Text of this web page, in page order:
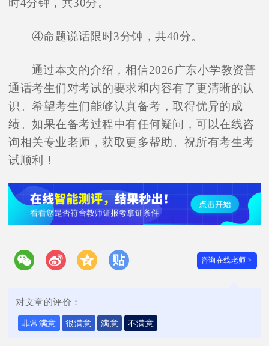
时4分钟，共30分。
④命题说话限时3分钟，共40分。
通过本文的介绍，相信2026广东小学教资普
通话考生们对考试的要求和内容有了更清晰的认
识。希望考生们能够认真备考，取得优异的成
绩。如果在备考过程中有任何疑问，可以在线咨
询相关专业老师，获取更多帮助。祝所有考生考
试顺利！
咨询在线老师 >
对文章的评价：
非常满意 很满意 满意 不满意